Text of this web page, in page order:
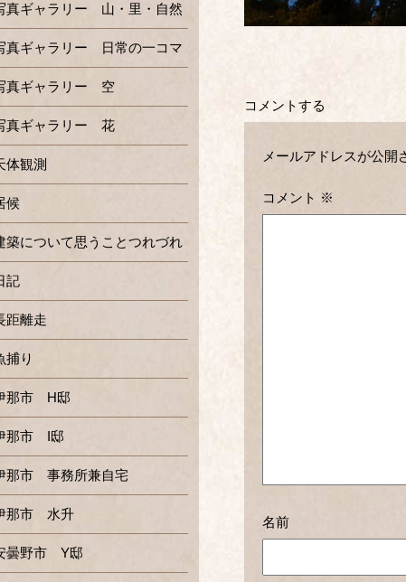
コメントする
メールアドレスが公開
コメント ※
名前
真ギャラリー 山・里・自然
真ギャラリー 日常の一コマ
真ギャラリー 空
真ギャラリー 花
体観測
候
築について思うことつれづれ
記
距離走
捕り
那市 H邸
那市 I邸
那市 事務所兼自宅
那市 水升
曇野市 Y邸